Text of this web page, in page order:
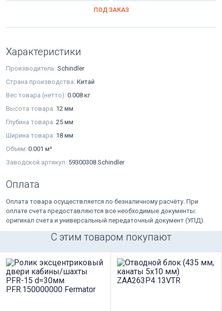
ПОД ЗАКАЗ
Характеристики
Производитель: Schindler
Страна производства: Китай
Вес товара (нетто): 0.008 кг
Высота товара: 12 мм
Глубина товара: 25 мм
Ширина товара: 18 мм
Объем: 0.001 м³
Заводской артикул: 59300308 Schindler
Оплата
Оплата товара осуществляется по безналичному расчёту. При
оплате счета предоставляются все необходимые документы:
оригинал счета и универсальный передаточный документ (УПД).
С этим товаром покупают